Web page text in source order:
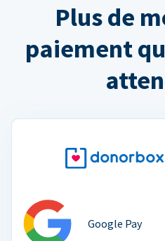
Plus de
paiement
Google Pay